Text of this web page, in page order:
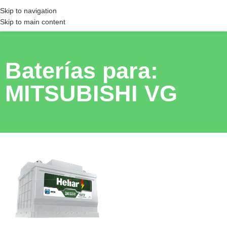
Skip to navigation
Skip to main content
Baterías para:
MITSUBISHI VG